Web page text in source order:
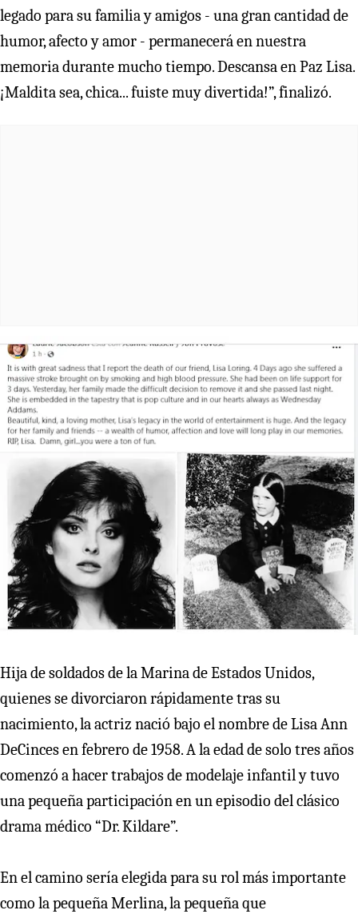
legado para su familia y amigos - una gran cantidad de
humor, afecto y amor - permanecerá en nuestra
memoria durante mucho tiempo. Descansa en Paz Lisa.
¡Maldita sea, chica... fuiste muy divertida!”, finalizó.
Hija de soldados de la Marina de Estados Unidos,
quienes se divorciaron rápidamente tras su
nacimiento, la actriz nació bajo el nombre de Lisa Ann
DeCinces en febrero de 1958. A la edad de solo tres años
comenzó a hacer trabajos de modelaje infantil y tuvo
una pequeña participación en un episodio del clásico
drama médico “Dr. Kildare”.
En el camino sería elegida para su rol más importante
como la pequeña Merlina, la pequeña que